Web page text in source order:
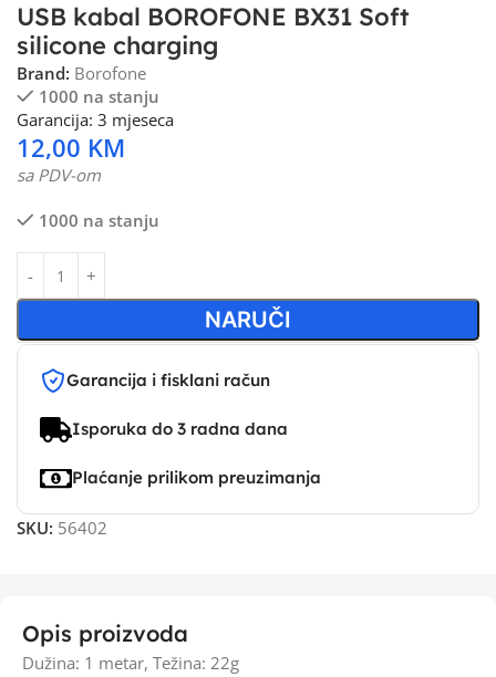
USB kabal BOROFONE BX31 Soft
silicone charging
Brand: Borofone
1000 na stanju
Garancija: 3 mjeseca
12,00 KM
sa PDV-om
1000 na stanju
NARUČI
Garancija i fisklani račun
Isporuka do 3 radna dana
Plaćanje prilikom preuzimanja
SKU: 56402
Opis proizvoda
Dužina: 1 metar, Težina: 22g